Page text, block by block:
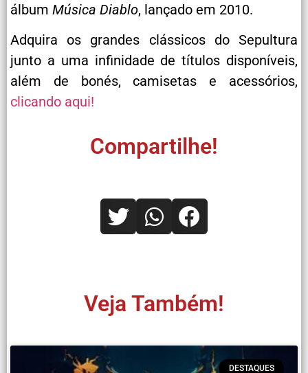
álbum Música Diablo, lançado em 2010.
Adquira os grandes clássicos do Sepultura
junto a uma infinidade de títulos disponíveis,
além de bonés, camisetas e acessórios,
clicando aqui!
Compartilhe!
Veja Também!
DESTAQUES